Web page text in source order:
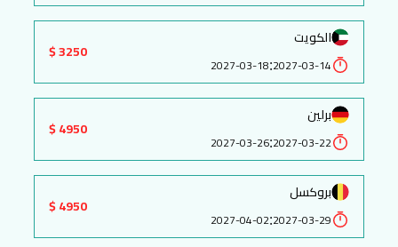
الكويت
2027-03-14
:
2027-03-18
3250 $
برلين
2027-03-22
:
2027-03-26
4950 $
بروكسل
2027-03-29
:
2027-04-02
4950 $